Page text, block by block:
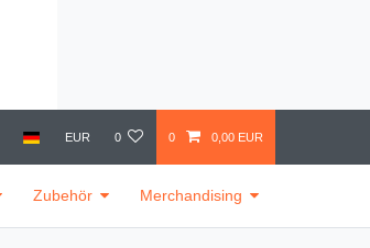
EUR 0 0 0,00 EUR
Zubehör Merchandising